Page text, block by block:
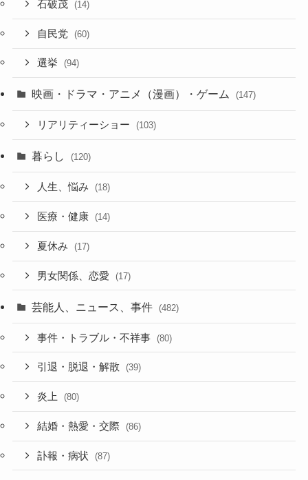
石破茂 (14)
自民党 (60)
選挙 (94)
映画・ドラマ・アニメ（漫画）・ゲーム (147)
リアリティーショー (103)
暮らし (120)
人生、悩み (18)
医療・健康 (14)
夏休み (17)
男女関係、恋愛 (17)
芸能人、ニュース、事件 (482)
事件・トラブル・不祥事 (80)
引退・脱退・解散 (39)
炎上 (80)
結婚・熱愛・交際 (86)
訃報・病状 (87)